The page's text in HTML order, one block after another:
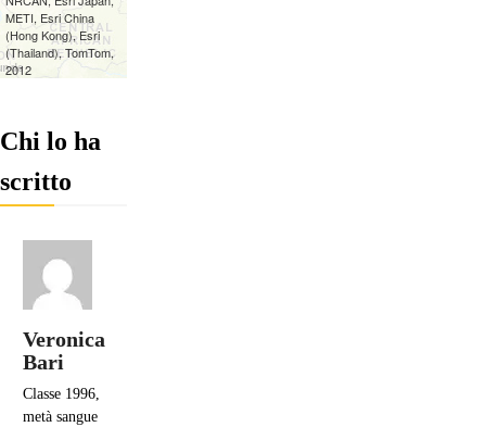
Chi lo ha
scritto
Veronica
Bari
Classe 1996,
metà sangue